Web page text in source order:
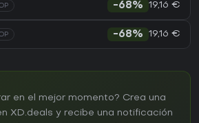
-68% 19,16 €
-68% 19,16 €
en el mejor momento? Crea una
XD.deals y recibe una notificación